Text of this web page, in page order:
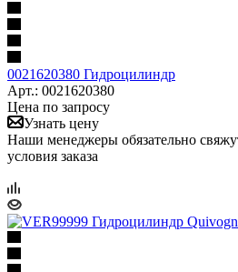
0021620380 Гидроцилиндр
Арт.: 0021620380
Цена по запросу
Узнать цену
Наши менеджеры обязательно
условия заказа